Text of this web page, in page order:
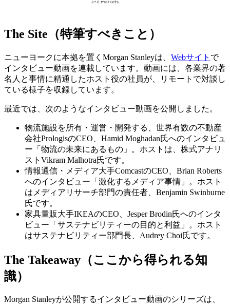
The Site（特筆すべきこと）
ニューヨークに本拠を置くMorgan Stanleyは、 Webサイト で
インタビュー動画を連載しています。動画には、各業界の著
名人と事情に精通したホスト役の社員が、リモートで対談し
ている様子を収録しています。
最近では、次のようなインタビュー動画を公開しました。
物流施設を所有・運営・開発する、世界有数の不動産
会社PrologisのCEO、Hamid Moghadan氏へのインタビュ
ー「物流の未来にあるもの」。ホストは、株式アナリ
ストVikram Malhotra氏です。
情報通信・メディア大手ComcastのCEO、Brian Roberts
へのインタビュー「激化するメディア事情」。ホスト
はメディアリサーチ部門の責任者、Benjamin Swinburne
氏です。
家具量販大手IKEAのCEO、Jesper Brodin氏へのインタ
ビュー「サステナビリティーの目的と利益」。ホスト
はサステナビリティー部門長、Audrey Choi氏です。
The Takeaway（ここから得られる知
識）
Morgan Stanleyが公開するインタビュー動画のシリーズは、